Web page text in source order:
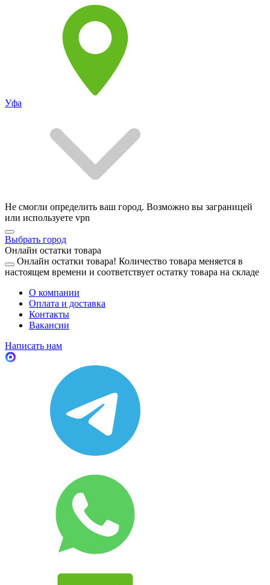
Уфа
Не смогли определить ваш город. Возможно вы заграницей
или используете vpn
Выбрать город
Онлайн остатки товара
Онлайн остатки товара! Количество товара меняется в
настоящем времени и соответствует остатку товара на складе
О компании
Оплата и доставка
Контакты
Вакансии
Написать нам